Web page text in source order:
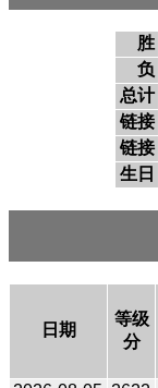
胜
负
总计
链接
链接
生日
日期
等级
分